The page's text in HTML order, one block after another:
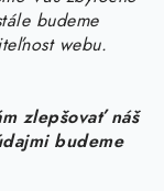
budeme
webu.
zlepšovať náš
budeme